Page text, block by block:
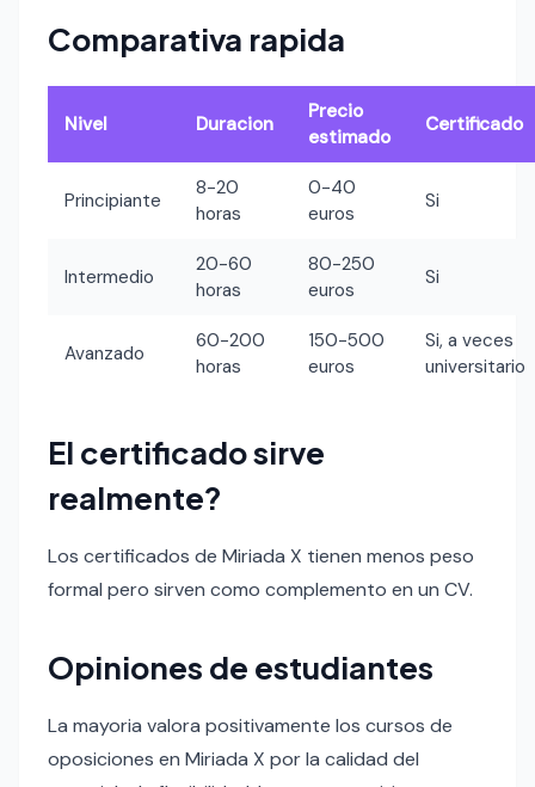
Comparativa rapida
Nivel Duracion
Precio
estimado
Certificado
Principiante
8-20
horas
0-40
euros
Si
Intermedio
20-60
horas
80-250
euros
Si
Avanzado
60-200
horas
150-500
euros
Si, a veces
universitario
El certificado sirve
realmente?
Los certificados de Miriada X tienen menos peso
formal pero sirven como complemento en un CV.
Opiniones de estudiantes
La mayoria valora positivamente los cursos de
oposiciones en Miriada X por la calidad del